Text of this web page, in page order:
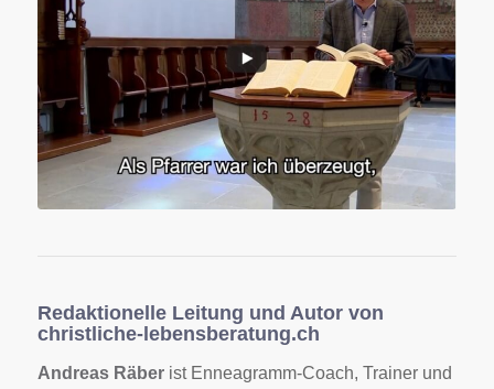
Direkt zur Sendung FENSTER ZUM
SONNTAG-Talk: Scheidung, wie weiter?
Redaktionelle Leitung und Autor von
christliche-lebensberatung.ch
Andreas Räberist Enneagramm-Coach, Trainer und